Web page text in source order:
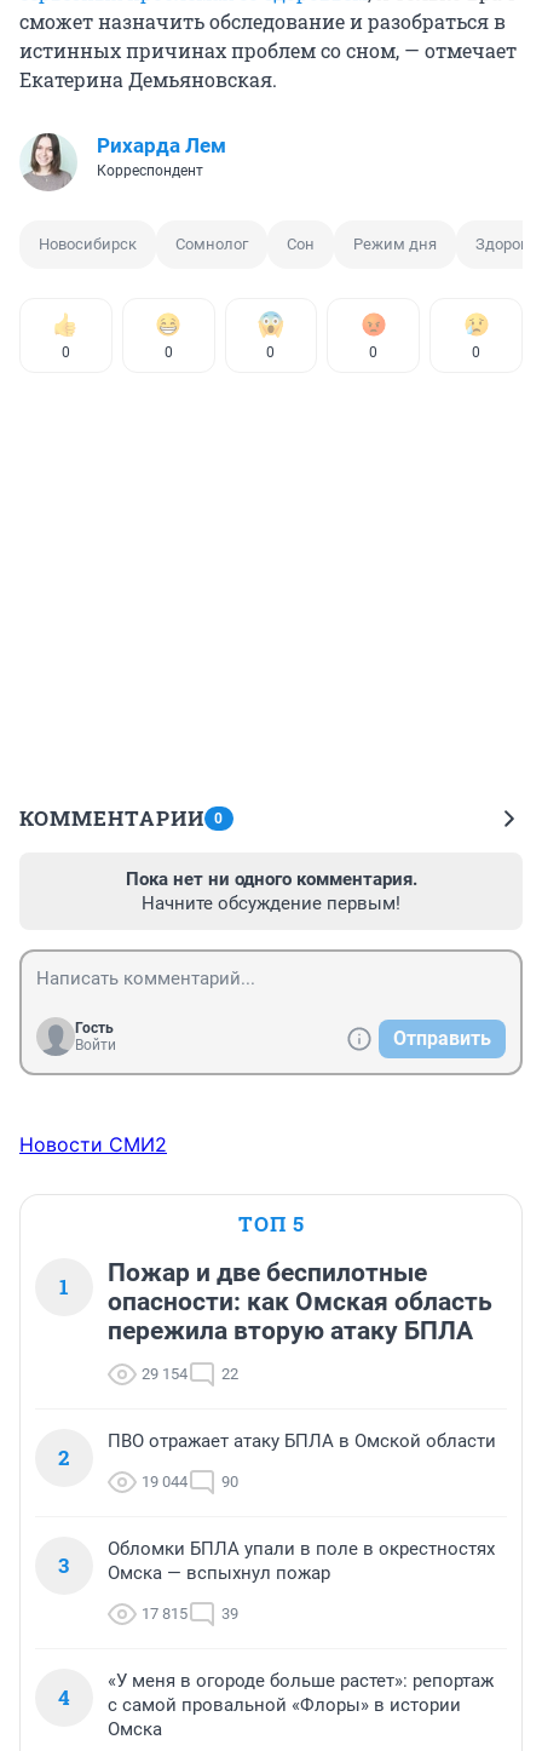
сможет назначить обследование и разобраться в
истинных причинах проблем со сном, — отмечает
Екатерина Демьяновская.
Рихарда Лем
Корреспондент
Новосибирск Сомнолог Сон Режим дня
0 0 0 0 0
КОММЕНТАРИИ 0
Пока нет ни одного комментария.
Начните обсуждение первым!
Гость
Войти
Отправить
Новости СМИ2
ТОП 5
1
Пожар и две беспилотные
опасности: как Омская область
пережила вторую атаку БПЛА
29 154 22
2
ПВО отражает атаку БПЛА в Омской области
19 044 90
3
Обломки БПЛА упали в поле в окрестностях
Омска — вспыхнул пожар
17 815 39
4
«У меня в огороде больше растет»: репортаж
с самой провальной «Флоры» в истории
Омска